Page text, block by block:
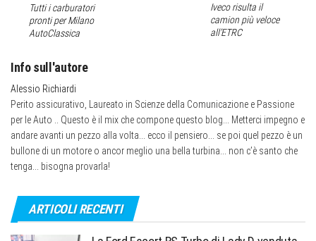
Tutti i carburatori
pronti per Milano
AutoClassica
Iveco risulta il
camion più veloce
all’ETRC
Info sull'autore
Alessio Richiardi
Perito assicurativo, Laureato in Scienze della Comunicazione e Passione
per le Auto .. Questo è il mix che compone questo blog... Metterci impegno e
andare avanti un pezzo alla volta... ecco il pensiero... se poi quel pezzo è un
bullone di un motore o ancor meglio una bella turbina... non c’è santo che
tenga... bisogna provarla!
ARTICOLI RECENTI